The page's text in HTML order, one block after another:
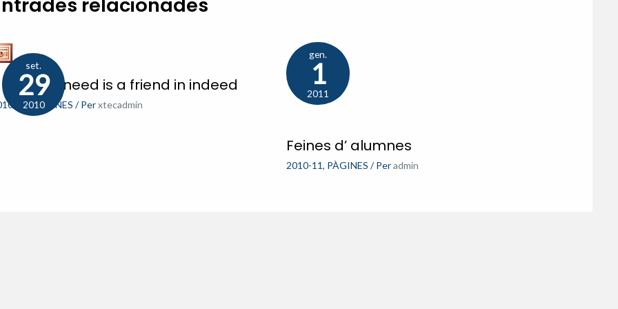
set.
29
2010
friend in need is a friend in indeed
11,PÀGINES / Perxtecadmin
gen.
1
2011
Feines d’ alumnes
2010-11, PÀGINES / Per admin